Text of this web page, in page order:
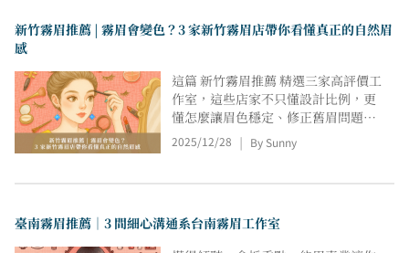
不挑膚的藍色美甲款式。
新竹霧眉推薦 | 霧眉會變色？3 家新竹霧眉店帶你看懂真正的自然眉
感
這篇 新竹霧眉推薦 精選三家高評價工
作室，這些店家不只懂設計比例，更
懂怎麼讓眉色穩定、修正舊眉問題，
讓素顏也能有精神。同時，也能讓你
在閱讀這篇 新竹霧眉推薦時，更清楚
2025/12/28 By Sunny
臺南霧眉推薦｜3 間細心溝通系台南霧眉工作室